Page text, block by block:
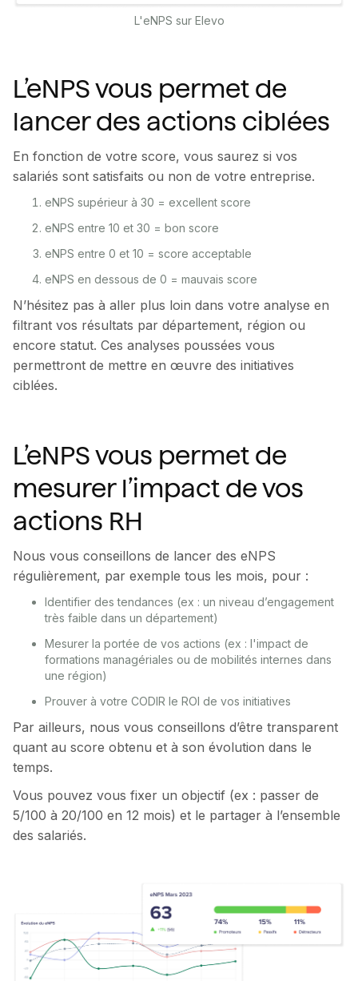
L'eNPS sur Elevo
L’eNPS vous permet de
lancer des actions ciblées
En fonction de votre score, vous saurez si vos
salariés sont satisfaits ou non de votre entreprise.
eNPS supérieur à 30 = excellent score
eNPS entre 10 et 30 = bon score
eNPS entre 0 et 10 = score acceptable
eNPS en dessous de 0 = mauvais score
N’hésitez pas à aller plus loin dans votre analyse en
filtrant vos résultats par département, région ou
encore statut. Ces analyses poussées vous
permettront de mettre en œuvre des initiatives
ciblées.
L’eNPS vous permet de
mesurer l’impact de vos
actions RH
Nous vous conseillons de lancer des eNPS
régulièrement, par exemple tous les mois, pour :
Identifier des tendances (ex : un niveau d’engagement
très faible dans un département)
Mesurer la portée de vos actions (ex : l'impact de
formations managériales ou de mobilités internes dans
une région)
Prouver à votre CODIR le ROI de vos initiatives
Par ailleurs, nous vous conseillons d’être transparent
quant au score obtenu et à son évolution dans le
temps.
Vous pouvez vous fixer un objectif (ex : passer de
5/100 à 20/100 en 12 mois) et le partager à l’ensemble
des salariés.